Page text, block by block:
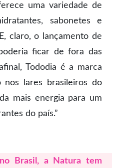
uma variedade de
sabonetes e
claro, o lançamento de
ficar de fora das
Tododia é a marca
nos lares brasileiros do
mais energia para um
do país.”
Brasil, a Natura tem